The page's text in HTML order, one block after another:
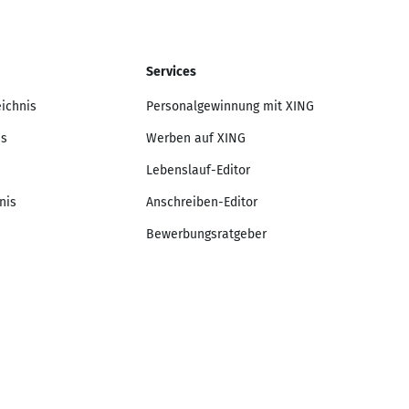
Services
Personalgewinnung mit XING
Werben auf XING
Lebenslauf-Editor
Anschreiben-Editor
Bewerbungsratgeber